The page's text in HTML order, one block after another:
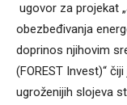
ugovor za projekat
obezbeđivanja
doprinos njihovim
(FOREST Invest)“
ugroženijih slojeva